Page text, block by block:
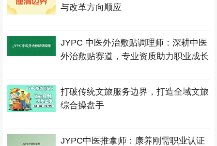
与改革方向顺应
JYPC 中医外治敷贴调理师：深耕中医
外治敷贴赛道，专业资质助力职业成长
打破传统文旅服务边界，打造全域文旅
综合操盘手
JYPC中医推拿师：康养刚需职业认证